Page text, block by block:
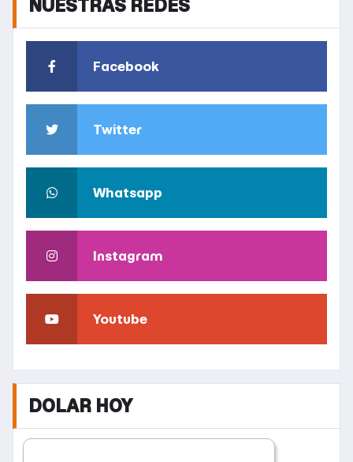
NUESTRAS REDES
Facebook
Twitter
Whatsapp
Instagram
Youtube
DOLAR HOY